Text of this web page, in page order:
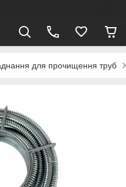
для прочищення труб